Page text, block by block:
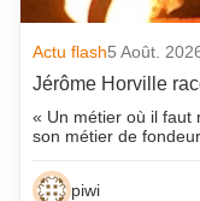
Actu flash5 Août.
Jérôme Horville
« Un métier où il faut
son métier de
piwi